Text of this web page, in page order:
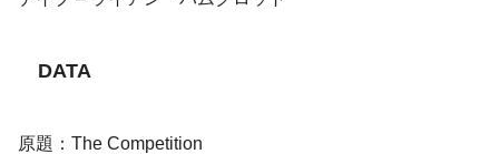
DATA
原題：The Competition